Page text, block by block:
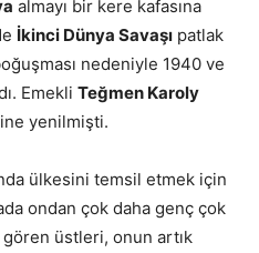
almayı bir kere kafasına
İkinci Dünya Savaşı patlak
nedeniyle 1940 ve
Emekli Teğmen Karoly
yenilmişti.
ülkesini temsil etmek için
ondan çok daha genç çok
üstleri, onun artık